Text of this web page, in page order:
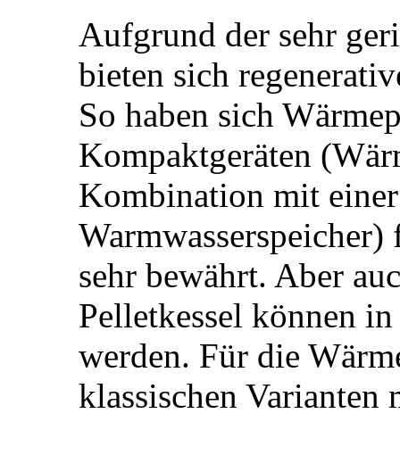
Aufgrund der sehr
bieten sich
So haben sich
Kompaktgeräten
Kombination mit
sehr bewährt. Aber
Pelletkessel können
werden. Für die
klassischen Varianten